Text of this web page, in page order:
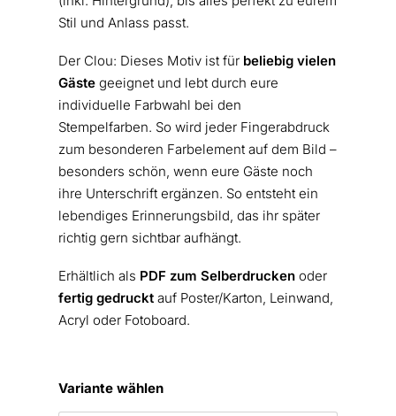
Stil und Anlass passt.
Der Clou: Dieses Motiv ist für beliebig vielen
Gästegeeignet und lebt durch eure
individuelle Farbwahl bei den
Stempelfarben. So wird jeder Fingerabdruck
zum besonderen Farbelement auf dem Bild –
besonders schön, wenn eure Gäste noch
ihre Unterschrift ergänzen. So entsteht ein
lebendiges Erinnerungsbild, das ihr später
richtig gern sichtbar aufhängt.
Erhältlich als PDF zum Selberdrucken oder
fertig gedrucktauf Poster/Karton, Leinwand,
Acryl oder Fotoboard.
Variante wählen